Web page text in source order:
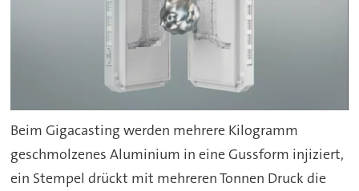
Beim Gigacasting werden mehrere Kilogramm
geschmolzenes Aluminium in eine Gussform injiziert,
ein Stempel drückt mit mehreren Tonnen Druck die